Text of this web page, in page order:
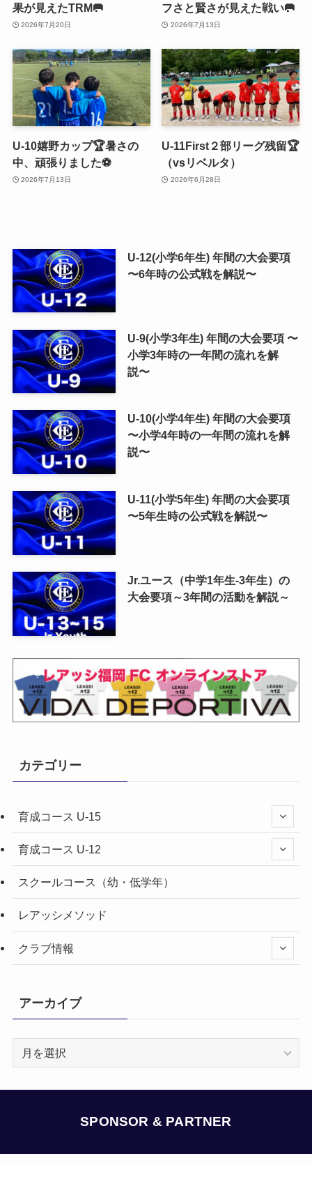
果が見えたTRM🥅
2026年7月20日
フさと賢さが見えた戦い🥅
2026年7月13日
U-10嬉野カップ🏆暑さの
中、頑張りました⚽️
2026年7月13日
U-11First２部リーグ残留🏆
（vsリベルタ）
2026年6月28日
U-12(小学6年生) 年間の大会要項
〜6年時の公式戦を解説〜
U-9(小学3年生) 年間の大会要項 〜
小学3年時の一年間の流れを解
説〜
U-10(小学4年生) 年間の大会要項
〜小学4年時の一年間の流れを解
説〜
U-11(小学5年生) 年間の大会要項
〜5年生時の公式戦を解説〜
Jr.ユース（中学1年生-3年生）の
大会要項～3年間の活動を解説～
カテゴリー
育成コース U-15
育成コース U-12
スクールコース（幼・低学年）
レアッシメソッド
クラブ情報
アーカイブ
SPONSOR & PARTNER